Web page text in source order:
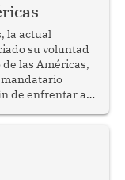
la actual
su voluntad
las Américas,
de enfrentar al